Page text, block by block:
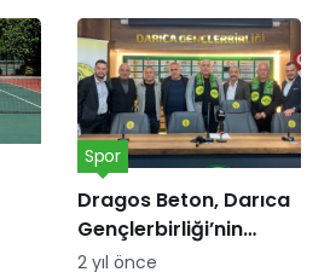
Dragos Beton, Darıca
Gençlerbirliği’nin
forma göğüs
Spor
2 yıl önce